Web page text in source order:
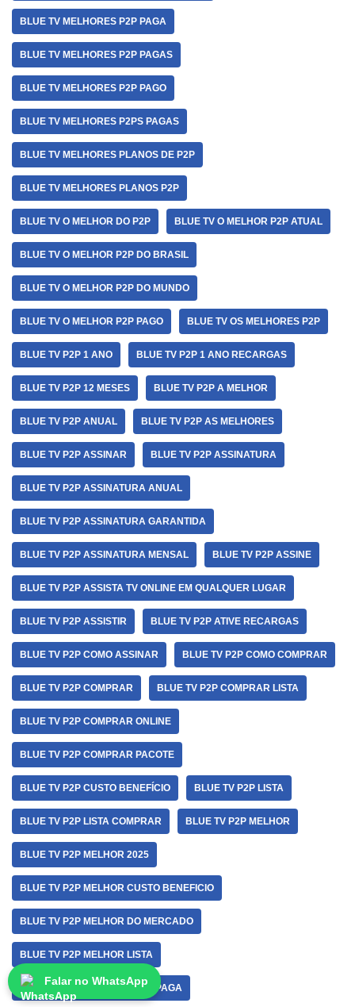
BLUE TV MELHORES P2P PAGA
BLUE TV MELHORES P2P PAGAS
BLUE TV MELHORES P2P PAGO
BLUE TV MELHORES P2PS PAGAS
BLUE TV MELHORES PLANOS DE P2P
BLUE TV MELHORES PLANOS P2P
BLUE TV O MELHOR DO P2P BLUE TV O MELHOR P2P ATUAL
BLUE TV O MELHOR P2P DO BRASIL
BLUE TV O MELHOR P2P DO MUNDO
BLUE TV O MELHOR P2P PAGO BLUE TV OS MELHORES P2P
BLUE TV P2P 1 ANO BLUE TV P2P 1 ANO RECARGAS
BLUE TV P2P 12 MESES BLUE TV P2P A MELHOR
BLUE TV P2P ANUAL BLUE TV P2P AS MELHORES
BLUE TV P2P ASSINAR BLUE TV P2P ASSINATURA
BLUE TV P2P ASSINATURA ANUAL
BLUE TV P2P ASSINATURA GARANTIDA
BLUE TV P2P ASSINATURA MENSAL BLUE TV P2P ASSINE
BLUE TV P2P ASSISTA TV ONLINE EM QUALQUER LUGAR
BLUE TV P2P ASSISTIR BLUE TV P2P ATIVE RECARGAS
BLUE TV P2P COMO ASSINAR BLUE TV P2P COMO COMPRAR
BLUE TV P2P COMPRAR BLUE TV P2P COMPRAR LISTA
BLUE TV P2P COMPRAR ONLINE
BLUE TV P2P COMPRAR PACOTE
BLUE TV P2P CUSTO BENEFÍCIO BLUE TV P2P LISTA
BLUE TV P2P LISTA COMPRAR BLUE TV P2P MELHOR
BLUE TV P2P MELHOR 2025
BLUE TV P2P MELHOR CUSTO BENEFICIO
BLUE TV P2P MELHOR DO MERCADO
BLUE TV P2P MELHOR LISTA
BLUE TV P2P MELHOR LISTA PAGA
Falar no WhatsApp